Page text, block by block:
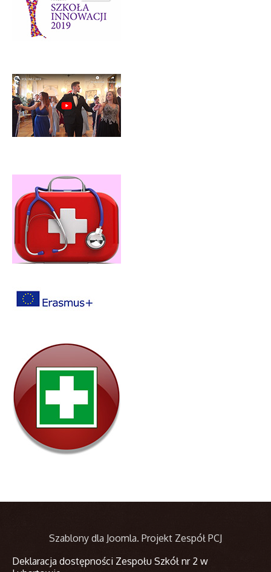
Szablony dla Joomla. Projekt Zespół PCJ
Deklaracja dostępności Zespołu Szkół nr 2 w